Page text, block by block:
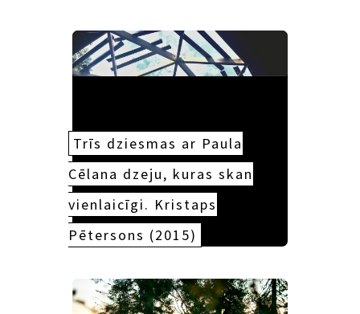
Trīs dziesmas ar Paula
Cēlana dzeju, kuras skan
vienlaicīgi. Kristaps
Pētersons (2015)